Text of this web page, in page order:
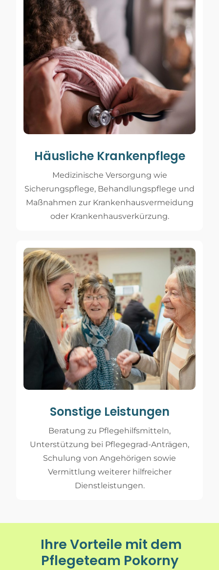
Häusliche Krankenpflege
Medizinische Versorgung wie
Sicherungspflege, Behandlungspflege und
Maßnahmen zur Krankenhausvermeidung
oder Krankenhausverkürzung.
Sonstige Leistungen
Beratung zu Pflegehilfsmitteln,
Unterstützung bei Pflegegrad-Anträgen,
Schulung von Angehörigen sowie
Vermittlung weiterer hilfreicher
Dienstleistungen.
Ihre Vorteile mit dem
Pflegeteam Pokorny